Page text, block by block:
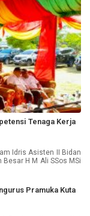
Tenaga Kerja
Idris Asisten II Bidan
H M Ali SSos MSi
Pramuka Kuta